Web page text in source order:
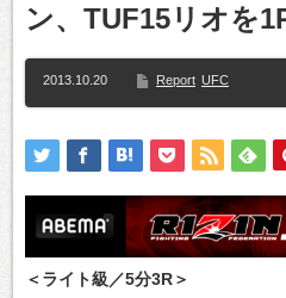
ン、TUF15リオを
2013.10.20 Report UFC
＜ライト級／5分3R＞